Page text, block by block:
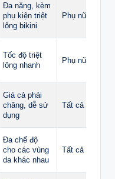
Đa năng, kèm
phụ kiện triệt
lông bikini
Phụ nữ
Tốc độ triệt
lông nhanh
Phụ nữ
Giá cả phải
chăng, dễ sử
dụng
Tất cả
Đa chế độ
cho các vùng
da khác nhau
Tất cả